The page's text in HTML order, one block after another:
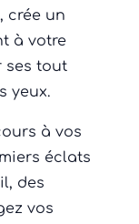
crée un
à votre
ses tout
yeux.
à vos
éclats
des
vos